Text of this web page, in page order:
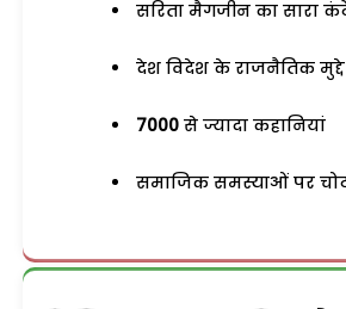
सरिता मैगजीन का सारा
देश विदेश के राजनैतिक मुद्दे
7000 से ज्यादा कहानियां
समाजिक समस्याओं पर